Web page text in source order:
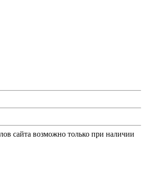
сайта возможно только при наличии